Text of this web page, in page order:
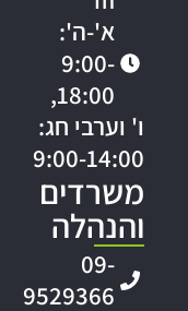
א'-ה':
9:00-
18:00,
ו' וערבי חג:
9:00-14:00
משרדים
והנהלה
09-
9529366